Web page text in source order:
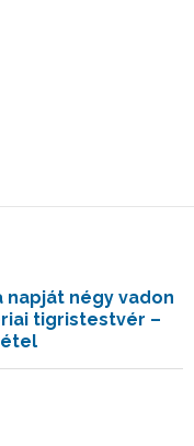
napját négy vadon
tigristestvér –